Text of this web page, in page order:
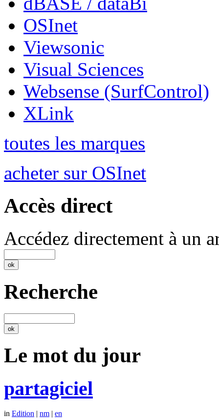
OSInet
Viewsonic
Visual Sciences
Websense (SurfControl)
XLink
toutes les marques
acheter sur OSInet
Accès direct
Accédez directement à un
Recherche
Le mot du jour
partagiciel
in Edition | nm | en